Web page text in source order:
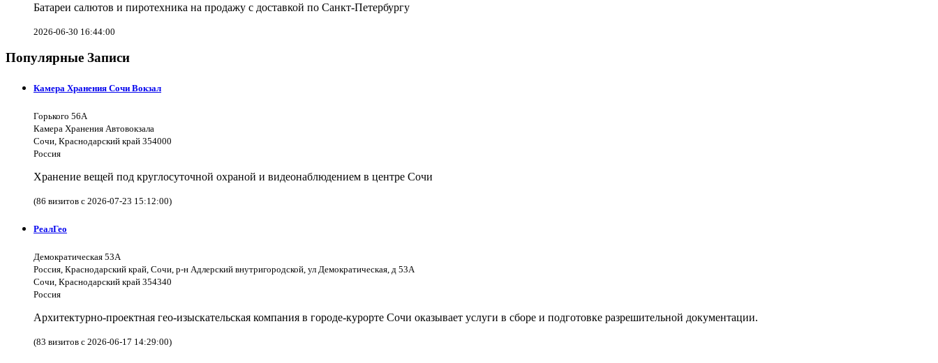
Батареи салютов и пиротехника на продажу с доставкой по Санкт-Петербургу
2026-06-30 16:44:00
Популярные Записи
Камера Хранения Сочи Вокзал
Горького 56А
Камера Хранения Автовокзала
Сочи, Краснодарский край 354000
Россия
Хранение вещей под круглосуточной охраной и видеонаблюдением в центре Сочи
(86 визитов с 2026-07-23 15:12:00)
РеалГео
Демократическая 53А
Россия, Краснодарский край, Сочи, р-н Адлерский внутригородской, ул Демократическая, д 53А
Сочи, Краснодарский край 354340
Россия
Архитектурно-проектная гео-изыскательская компания в городе-курорте Сочи оказывает услуги в сборе и подготовке разрешительной документации.
(83 визитов с 2026-06-17 14:29:00)